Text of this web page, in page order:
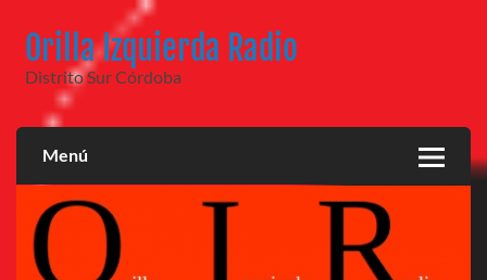
contenido
Orilla Izquierda Radio
Distrito Sur Córdoba
Menú